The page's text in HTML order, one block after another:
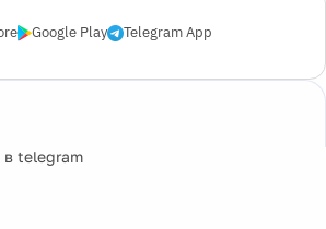
Google Play Telegram App